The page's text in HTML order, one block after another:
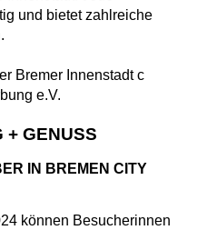
und bietet zahlreiche
+ GENUSS
IN BREMEN CITY
können Besucherinnen